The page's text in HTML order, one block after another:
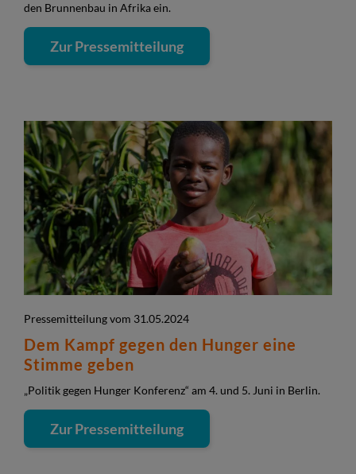
den Brunnenbau in Afrika ein.
Zur Pressemitteilung
Pressemitteilung vom 31.05.2024
Dem Kampf gegen den Hunger eine
Stimme geben
„Politik gegen Hunger Konferenz“ am 4. und 5. Juni in Berlin.
Zur Pressemitteilung